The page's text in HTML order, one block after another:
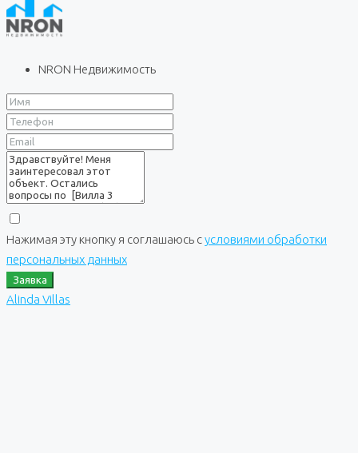
NRON Недвижимость
Нажимая эту кнопку я соглашаюсь сусловиями обработки
персональных данных
Заявка
Alinda Villas